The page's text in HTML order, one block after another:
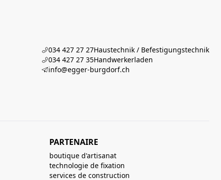
034 427 27 27Haustechnik / Befestigungstechnik
034 427 27 35Handwerkerladen
info@egger-burgdorf.ch
PARTENAIRE
boutique d'artisanat
technologie de fixation
services de construction